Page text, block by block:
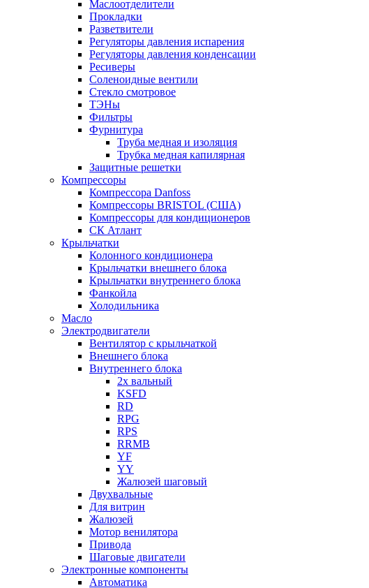
Маслоотделители
Прокладки
Разветвители
Регуляторы давления испарения
Регуляторы давления конденсации
Ресиверы
Соленоидные вентили
Стекло смотровое
ТЭНы
Фильтры
Фурнитура
Труба медная и изоляция
Трубка медная капилярная
Защитные решетки
Компрессоры
Компрессора Danfoss
Компрессоры BRISTOL (США)
Компрессоры для кондиционеров
СК Атлант
Крыльчатки
Колонного кондиционера
Крыльчатки внешнего блока
Крыльчатки внутреннего блока
Фанкойла
Холодильника
Масло
Электродвигатели
Вентилятор с крыльчаткой
Внешнего блока
Внутреннего блока
2х вальный
KSFD
RD
RPG
RPS
RRMB
YF
YY
Жалюзей шаговый
Двухвальные
Для витрин
Жалюзей
Мотор венилятора
Привода
Шаговые двигатели
Электронные компоненты
Автоматика